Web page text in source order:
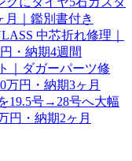
月｜鑑別書付き
中芯折れ修理｜
・納期4週間
｜ダガーパーツ修
円・納期3ヶ月
19.5号→28号へ大幅
円・納期2ヶ月